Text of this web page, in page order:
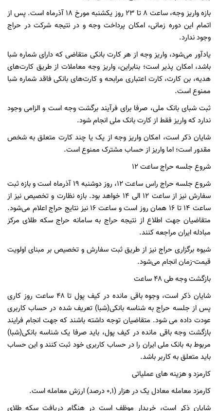
بازه واریز وجه، ساعت ۸ تا ۲۳ روز یکشنبه مورخ ۱۸ آذرماه است. پس از
اتمام این دوره زمانی، امکان پرداخت وجه و در نتیجه شرکت در حراج
وجود ندارد.
یادآور می‌شود، واریز وجه از هر کارت بانکی متقاضی که دارای شماره شبا
باشد، امکان پذیر است؛ بنابراین، واریز وجه معاملات از طریق کارت‌های
هدیه، بن کارت، کارت اعتباری مرابحه و کارت‌های بانکی فاقد شماره شبا
ممنوع است.
ثبت شبای بانک ملی، صرفا برای فرآیند برگشت وجه است و الزامی وجود
ندارد که واریز فقط از کارت بانک ملی انجام شود.
شایان ذکر است، امکان واریز وجه از یک یا چند کارت متعلق به شخص
مقدور است؛ اما واریز از حساب مشترک ممنوع است.
شروع جلسه حراج ساعت ۱۲
شروع جلسه حراج راس ساعت ۱۲، روز دوشنبه ۱۹ آذرماه است و بازه ثبت
سفارش نیز از ساعت ۱۲ الی ۱۴ خواهد بود. بازه نظارت و تخصیص نیز از
ساعت ۱۴ تا ۱۶ همان روز است و ساعت ۱۶ نیز نتایج حراج اعلام می‌شود.
متقاضیان جهت اطلاع از نتیجه حراج به سامانه حراج سکه طلای مرکز
مبادله ایران مراجعه کنند.
شیوه برگزاری حراج نیز از طریق ثبت سفارش و تخصیص بر مبنای اولویت
قیمت-زمان انجام می‌شود.
بازگشت وجه طی ۴۸ ساعت
شایان ذکر است، وجوه باقی مانده در کیف پول تا ۴۸ ساعت روز کاری
پس از جلسه حراج به شناسه بانکی(شبا) تعریف شده در حساب کاربری
عودت داده می شود. متقاضیان توجه داشته باشند که جهت انجام فرایند
بازگشت وجه باقی مانده در کیف پول، باید صرفا یک شناسه بانکی(شبا)
مربوط به بانک ملی ایران را در حساب کاربری خود ثبت کنند و این حساب
باید متعلق به کاربر باشد.
کارمزد و هزینه های عملیاتی
کارمزد معامله معادل یک در هزار (۰,۱ درصد) ارزش معامله است.
شایان ذکر است، خریدار موظف است در هنگام دریافت سکه طلای